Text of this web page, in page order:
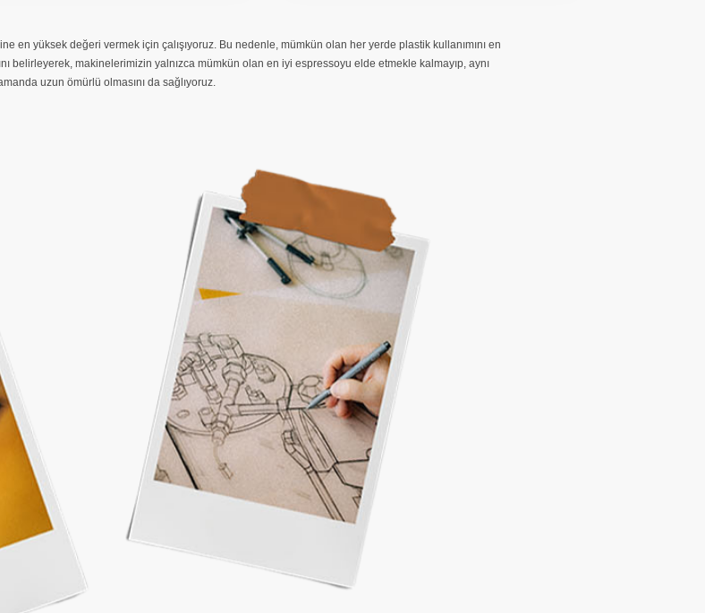
en yüksek değeri vermek için çalışıyoruz. Bu nedenle, mümkün olan her yerde plastik kullanımını en
belirleyerek, makinelerimizin yalnızca mümkün olan en iyi espressoyu elde etmekle kalmayıp, aynı
uzun ömürlü olmasını da sağlıyoruz.